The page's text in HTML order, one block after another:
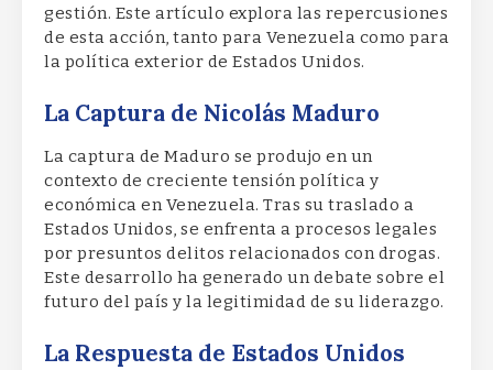
gestión. Este artículo explora las repercusiones
de esta acción, tanto para Venezuela como para
la política exterior de Estados Unidos.
La Captura de Nicolás Maduro
La captura de Maduro se produjo en un
contexto de creciente tensión política y
económica en Venezuela. Tras su traslado a
Estados Unidos, se enfrenta a procesos legales
por presuntos delitos relacionados con drogas.
Este desarrollo ha generado un debate sobre el
futuro del país y la legitimidad de su liderazgo.
La Respuesta de Estados Unidos